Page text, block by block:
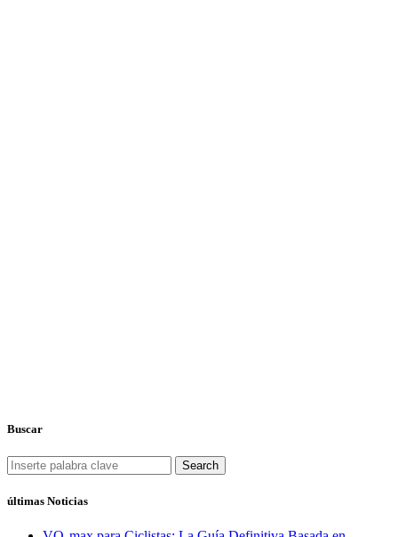
Buscar
Search
últimas Noticias